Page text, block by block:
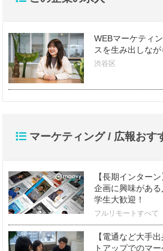
WEBマーケティ
スを生み出しな
渋谷区
マーケティング / 広報おす
【長期インター
企画に興味があ
学生大歓迎！
フルリモートすべて
【電通など大手
トアップでのマ